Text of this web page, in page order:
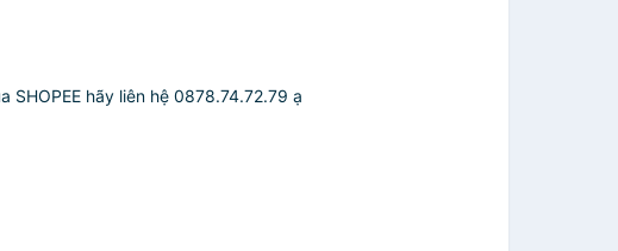
hãy liên hệ 0878.74.72.79 ạ